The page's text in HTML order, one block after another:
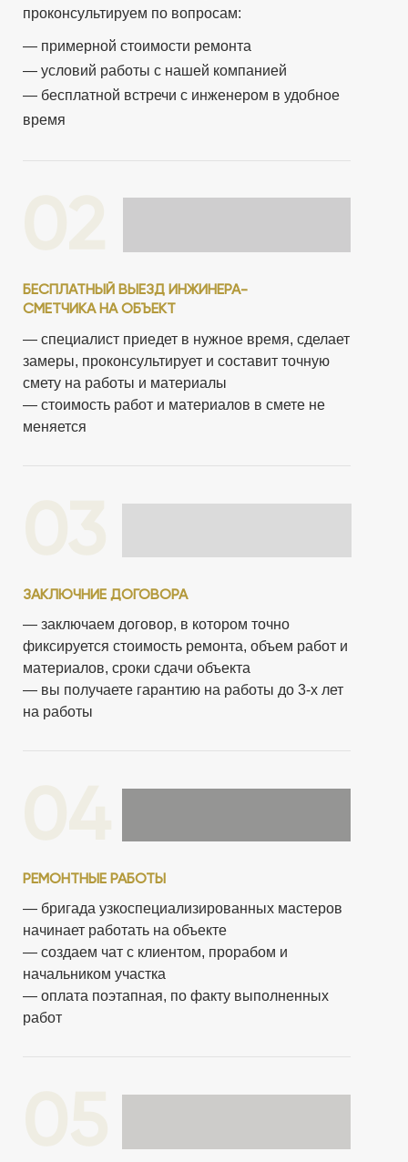
РЕМОНТНЫЕ РАБОТЫ
— заключаем договор, в котором точно
фиксируется стоимость ремонта, объем работ и
материалов, сроки сдачи объекта
— вы получаете гарантию на работы до 3-х лет
на работы
ЗАКЛЮЧНИЕ ДОГОВОРА
— специалист приедет в нужное время, сделает
замеры, проконсультирует и составит точную
смету на работы и материалы
— стоимость работ и материалов в смете не
меняется
БЕСПЛАТНЫЙ ВЫЕЗД ИНЖИНЕРА-
СМЕТЧИКА НА ОБЪЕКТ
— примерной стоимости ремонта
— условий работы с нашей компанией
— бесплатной встречи с инженером в удобное
время
проконсультируем по вопросам:
— бригада узкоспециализированных мастеров
начинает работать на объекте
— создаем чат с клиентом, прорабом и
начальником участка
— оплата поэтапная, по факту выполненных
работ